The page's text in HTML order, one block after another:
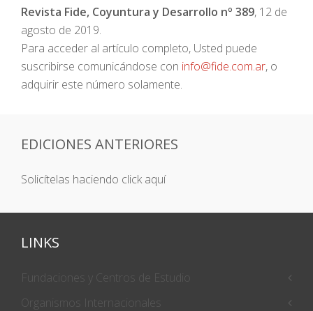
Revista Fide, Coyuntura y Desarrollo nº 389, 12 de
agosto de 2019.
Para acceder al artículo completo, Usted puede
suscribirse comunicándose con info@fide.com.ar, o
adquirir este número solamente.
EDICIONES ANTERIORES
Solicítelas haciendo click aquí
LINKS
Fundaciones y Centros de Estudio
Organismos Internacionales